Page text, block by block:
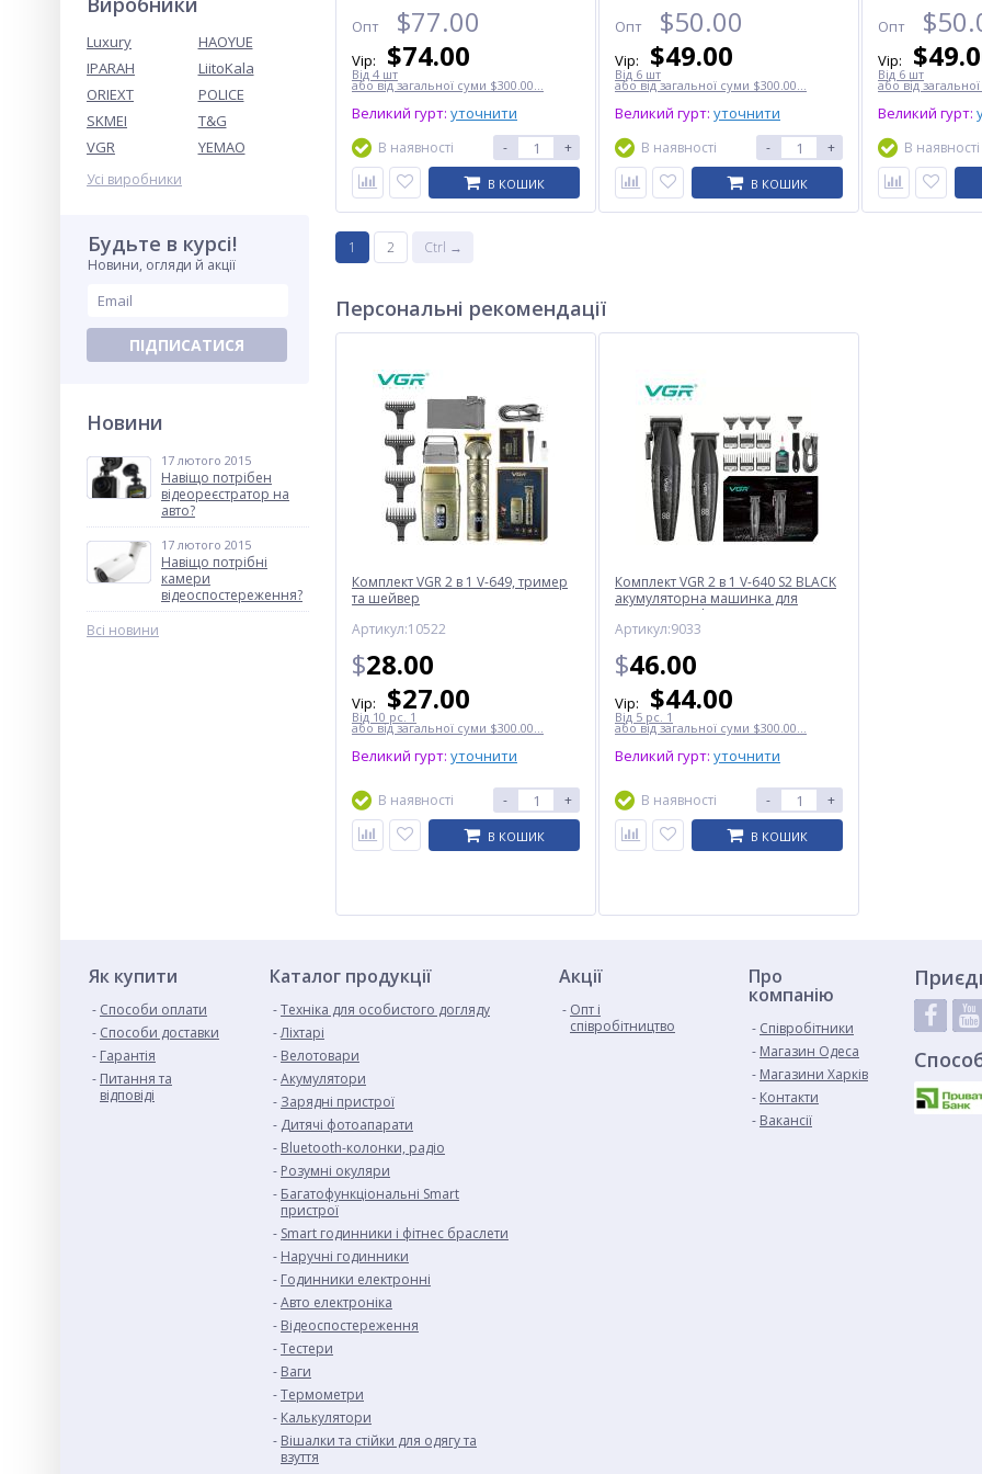
Luxury
HAOYUE
IPARAH
LiitoKala
ORIEXT
POLICE
SKMEI
T&G
VGR
YEMAO
Усі виробники
Будьте в курсі!
Новини, огляди й акції
ПІДПИСАТИСЯ
Новини
17 лютого 2015
Навіщо потрібен
відеореєстратор на
авто?
17 лютого 2015
Навіщо потрібні
камери
відеоспостереження?
Всі новини
Опт $77.00
Vip: $74.00
Від 4 шт
або від загальної суми $300.00...
Великий гурт: уточнити
В наявності - +
В КОШИК
Опт $50.00
Vip: $49.00
Від 6 шт
або від загальної суми $300.00...
Великий гурт: уточнити
В наявності - +
В КОШИК
Опт $
Vip: $
Від 6 шт
або від
Великий гурт:
В наявності
1 2 Ctrl →
Персональні рекомендації
Комплект VGR 2 в 1 V-649, тример
та шейвер
Артикул:10522
$28.00
Vip: $27.00
Від 10 pc. 1
або від загальної суми $300.00...
Великий гурт: уточнити
В наявності - +
В КОШИК
Комплект VGR 2 в 1 V-640 S2 BLACK
акумуляторна машинка для
стриження (clipper) та триммер
Артикул:9033
$46.00
Vip: $44.00
Від 5 pc. 1
або від загальної суми $300.00...
Великий гурт: уточнити
В наявності - +
В КОШИК
Як купити
Способи оплати
Cпособи доставки
Гарантія
Питання та
відповіді
Каталог продукції
Техніка для особистого догляду
Ліхтарі
Велотовари
Акумулятори
Зарядні пристрої
Дитячі фотоапарати
Bluetooth-колонки, радіо
Розумні окуляри
Багатофункціональні Smart
пристрої
Smart годинники і фітнес браслети
Наручні годинники
Годинники електронні
Авто електроніка
Відеоспостереження
Тестери
Ваги
Термометри
Калькулятори
Вішалки та стійки для одягу та
взуття
Акції
Опт і
співробітництво
Про
компанію
Cпівробітники
Магазин Одеса
Магазини Харків
Контакти
Вакансії